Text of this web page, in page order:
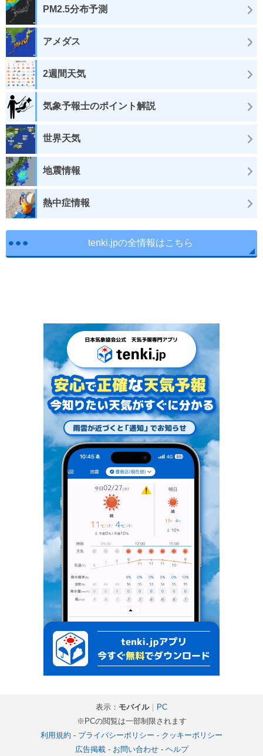
PM2.5分布予測
アメダス
2週間天気
気象予報士のポイント解説
世界天気
地震情報
熱中症情報
tenki.jpの全情報はこちら
表示： モバイル｜ PC
※PCの閲覧は一部制限されます
利用規約 - プライバシーポリシー - クッキーポリシー
広告掲載- お問い合わせ- ヘルプ